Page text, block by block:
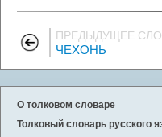
ПРЕДЫДУЩЕЕ
ЧЕХОНЬ
О толковом словаре
Толковый словарь русского